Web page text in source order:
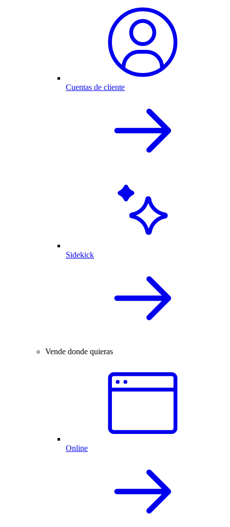
Cuentas de cliente
Sidekick
Vende donde quieras
Online